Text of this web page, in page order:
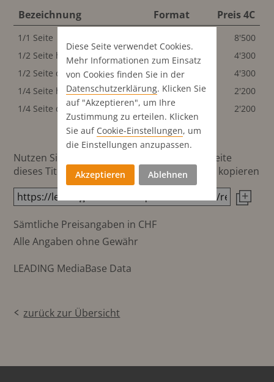
Bezeichnung Format Preis 4C
1/1 Seite
8'500
1/2 Seite hoch
144x440 mm
4'300
1/2 Seite quer
291x220 mm
4'300
1/4 Seite hoch
144x220 mm
2'200
1/4 Seite quer
291x110 mm 2'200
Nutzen Sie diesen Button um den Link zur Seite
dieses Titels direkt in die Zwischenablage zu kopieren
Sämtliche Preisangaben in CHF
Alle Angaben ohne Gewähr
LEADING MediaBase Data
zurück zur Übersicht
Diese Seite verwendet Cookies.
Mehr Informationen zum Einsatz
von Cookies finden Sie in der
Datenschutz­erklärung. Klicken Sie
auf "Akzeptieren", um Ihre
Zustimmung zu erteilen. Klicken
Sie auf Cookie-Einstellungen, um
die Einstellungen anzupassen.
Akzeptieren Ablehnen